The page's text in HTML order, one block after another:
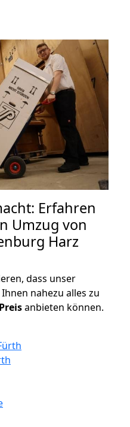
Erfahren
Umzug von
Harz
dass unser
nahezu alles zu
Preisanbieten können.